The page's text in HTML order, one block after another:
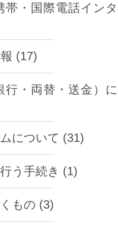
帯・国際電話イン
(17)
行・両替・送金）
について (31)
う手続き (1)
もの (3)